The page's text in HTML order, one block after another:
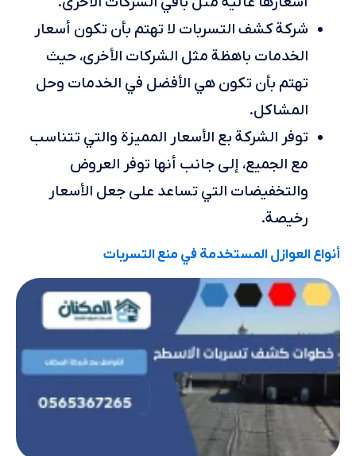
شركة كشف التسربات لا تهتم بأن تكون أسعار
الخدمات باهظة مثل الشركات الأخرى، حيث
تهتم بأن تكون هي الأفضل في الخدمات وحل
المشاكل.
توفر الشركة بع الأسعار المميزة والتي تتناسب
مع الجميع، إلى جانب أنها توفر العروض
والتخفيضات التي تساعد على جعل الأسعار
رخيصة.
أنواع العوازل المستخدمة في منع التسربات